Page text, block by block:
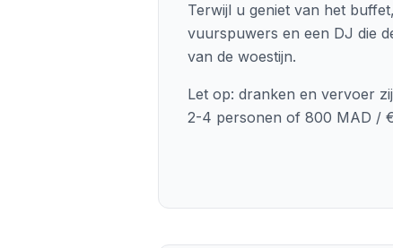
Terwijl u geniet van het
vuurspuwers en een DJ die
van de woestijn.
Let op: dranken en vervoer
2-4 personen of 800 MAD /